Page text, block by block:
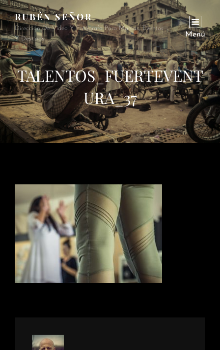
RUBÉN SEÑOR
Dirección De Vídeo Y Fotógrafo Para Marcas, Eventos
Y Destinos
Menú
TALENTOS_FUERTEVENT
URA_37